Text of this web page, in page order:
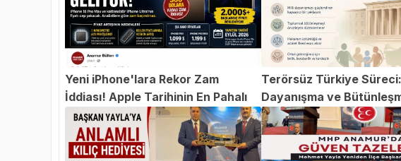
Yeni iPhone'lara Rekor Zam
İddiası! Apple Tarihinin En Pahalı
iPhone'u Geliyor
Terörsüz Türkiye
Dayanışma ve
Teklifi TBMM'de